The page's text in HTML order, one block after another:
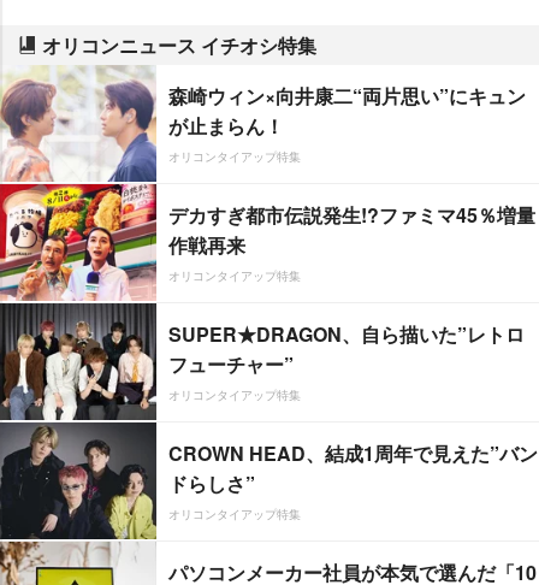
オリコンニュース イチオシ特集
森崎ウィン×向井康二“両片思い”にキュン
が止まらん！
オリコンタイアップ特集
デカすぎ都市伝説発生!?ファミマ45％増量
作戦再来
オリコンタイアップ特集
SUPER★DRAGON、自ら描いた”レトロ
フューチャー”
オリコンタイアップ特集
CROWN HEAD、結成1周年で見えた”バン
ドらしさ”
オリコンタイアップ特集
パソコンメーカー社員が本気で選んだ「10